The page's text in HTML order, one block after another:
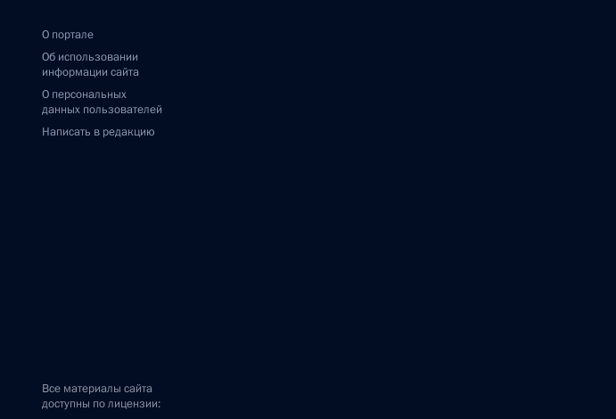
О портале
Об использовании
информации сайта
О персональных
данных пользователей
Написать в редакцию
Все материалы сайта
доступны по лицензии: